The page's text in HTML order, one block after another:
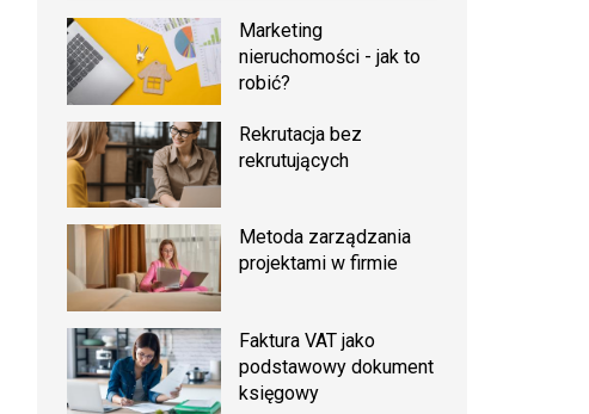
Marketing
nieruchomości - jak to
robić?
Rekrutacja bez
rekrutujących
Metoda zarządzania
projektami w firmie
Faktura VAT jako
podstawowy dokument
księgowy